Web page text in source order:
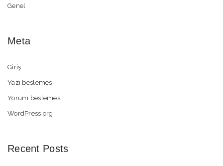
Genel
Meta
Giriş
Yazı beslemesi
Yorum beslemesi
WordPress.org
Recent Posts